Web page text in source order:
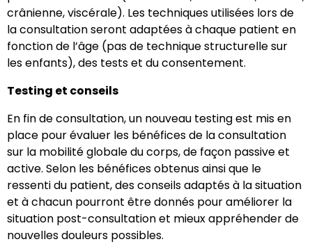
crânienne, viscérale). Les techniques utilisées lors de
la consultation seront adaptées à chaque patient en
fonction de l’âge (pas de technique structurelle sur
les enfants), des tests et du consentement.
Testing et conseils
En fin de consultation, un nouveau testing est mis en
place pour évaluer les bénéfices de la consultation
sur la mobilité globale du corps, de façon passive et
active. Selon les bénéfices obtenus ainsi que le
ressenti du patient, des conseils adaptés à la situation
et à chacun pourront être donnés pour améliorer la
situation post-consultation et mieux appréhender de
nouvelles douleurs possibles.